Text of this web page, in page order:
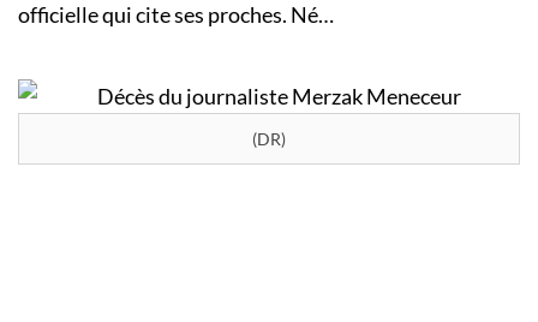
officielle qui cite ses proches. Né…
(DR)